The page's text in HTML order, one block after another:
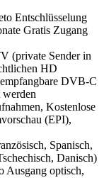
Entschlüsselung
Gratis Zugang
(private Sender in
HD
DVB-C
Kostenlose
(EPI),
Spanisch,
Danisch)
Ausgang optisch,